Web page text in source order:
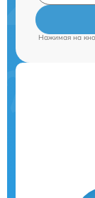
Нажимая на